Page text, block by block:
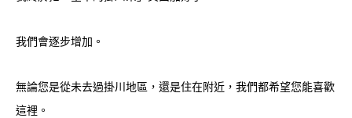
我們會逐步增加。
無論您是從未去過掛川地區，還是住在附近，我們都希望您能喜歡
這裡。